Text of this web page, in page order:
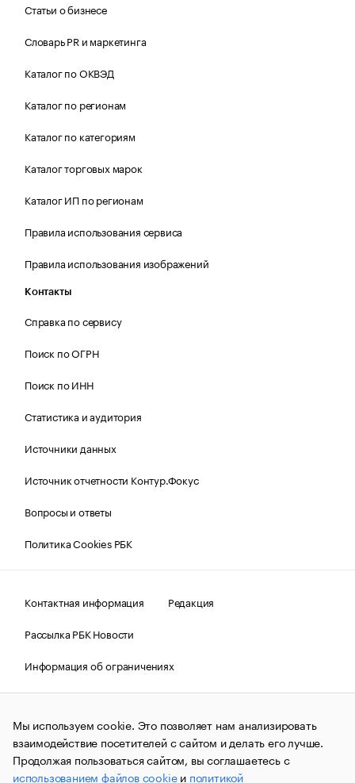
Статьи о бизнесе
Словарь PR и маркетинга
Каталог по ОКВЭД
Каталог по регионам
Каталог по категориям
Каталог торговых марок
Каталог ИП по регионам
Правила использования сервиса
Правила использования изображений
Контакты
Справка по сервису
Поиск по ОГРН
Поиск по ИНН
Статистика и аудитория
Источники данных
Источник отчетности Контур.Фокус
Вопросы и ответы
Политика Cookies РБК
Контактная информация
Редакция
Рассылка РБК Новости
Информация об ограничениях
Правовая информация
О соблюдении авторских прав
© АО «РОСБИЗНЕСКОНСАЛТИНГ»,1995–2026.Сообщения
и материалы информационного агентства «РБК»
(зарегистрировано Федеральной службой по надзору в сфере
связи, информационных технологий и массовых
коммуникаций (Роскомнадзор) 09.12.2015 за номером ИА
Мы используем cookie. Это позволяет нам анализировать
взаимодействие посетителей с сайтом и делать его лучше.
Продолжая пользоваться сайтом, вы соглашаетесь с
использованием файлов cookieи политикой